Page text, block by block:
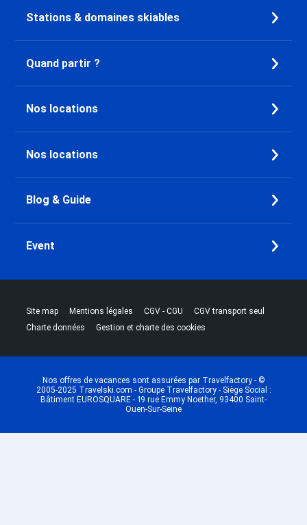
Stations & domaines skiables
Quand partir ?
Nos locations
Nos locations
Blog & Guide
Event
Site map |Mentions légales |CGV - CGU |CGV transport seul
Charte données |Gestion et charte des cookies
Nos offres de vacances sont assurées par Travelfactory - ©
2005-2025 Travelski.com - Groupe Travelfactory - Siège Social :
Bâtiment EUROSQUARE - 19 rue Emmy Noether, 93400 Saint-
Ouen-Sur-Seine